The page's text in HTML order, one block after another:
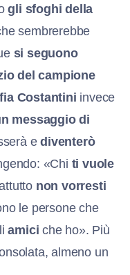
gli sfoghi della
sembrerebbe
si seguono
del campione
Costantini invece
messaggio di
ediventerò
«Chi ti vuole
non vorresti
le persone che
amici che ho». Più
almeno un